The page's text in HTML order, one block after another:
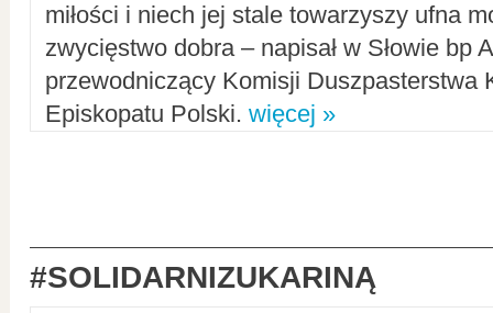
miłości i niech jej stale towarzyszy ufna
zwycięstwo dobra – napisał w Słowie bp
przewodniczący Komisji Duszpasterstwa
Episkopatu Polski. więcej »
#SOLIDARNIZUKARINĄ